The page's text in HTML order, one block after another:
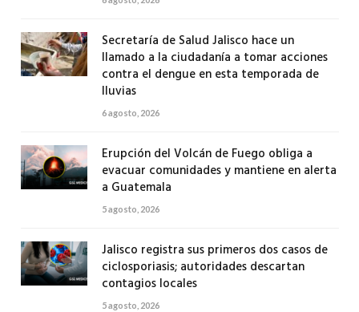
Secretaría de Salud Jalisco hace un
llamado a la ciudadanía a tomar acciones
contra el dengue en esta temporada de
lluvias
6 agosto, 2026
Erupción del Volcán de Fuego obliga a
evacuar comunidades y mantiene en alerta
a Guatemala
5 agosto, 2026
Jalisco registra sus primeros dos casos de
ciclosporiasis; autoridades descartan
contagios locales
5 agosto, 2026